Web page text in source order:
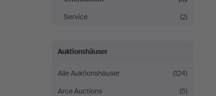
Service
(2)
Auktionshäuser
Alle Auktionshäuser
(124)
Arce Auctions
(5)